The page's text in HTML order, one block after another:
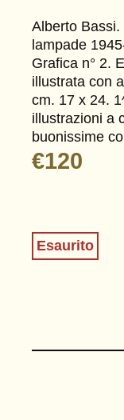
Alberto
lampade
Grafica n° 2.
illustrata con
cm. 17 x 24.
illustrazioni a
buonissime
€120
Esaurito